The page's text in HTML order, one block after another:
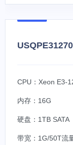
CPU：Xeon E3-
内存：16G
硬盘：1TB SATA
带宽：1G/50T流